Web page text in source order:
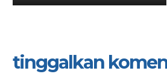
tinggalkan